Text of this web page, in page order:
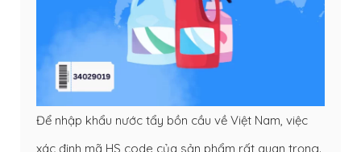
Để nhập khẩu nước tẩy bồn cầu về Việt Nam, việc
xác định mã HS code của sản phẩm rất quan trọng.